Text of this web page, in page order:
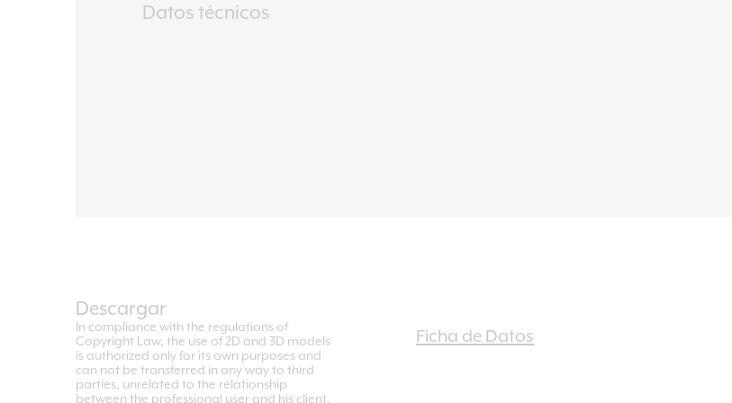
Datos técnicos
Descargar
In compliance with the regulations of
Copyright Law, the use of 2D and 3D models
is authorized only for its own purposes and
can not be transferred in any way to third
parties, unrelated to the relationship
between the professional user and his client.
Ficha de Datos